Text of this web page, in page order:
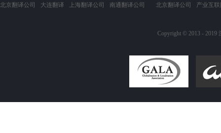
北京翻译公司 大连翻译 上海翻译公司 南通翻译公司 北京翻译公司 产业互
Copyright © 2013 -